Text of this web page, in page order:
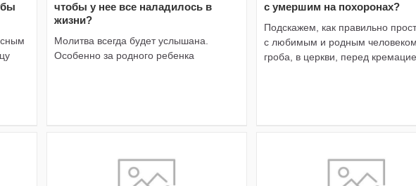
чтобы у нее все наладилось в
жизни?
Молитва всегда будет услышана.
Особенно за родного ребенка
с умершим на похоронах?
Подскажем, как правильно
с любимым и родным
гроба, в церкви, перед